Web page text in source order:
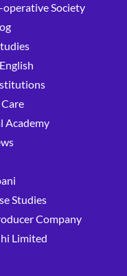
Society
Academy
Studies
Company
Limited